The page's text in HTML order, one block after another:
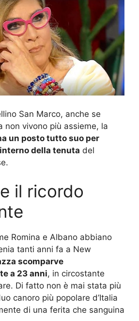
San Marco, anche se
non vivono più assieme, la
un posto tutto suo per
della tenuta del
il ricordo
Romina e Albano abbiano
tanti anni fa a New
scomparve
a 23 anni, in circostante
Di fatto non è mai stata più
canoro più popolare d’Italia
di una ferita che sanguina